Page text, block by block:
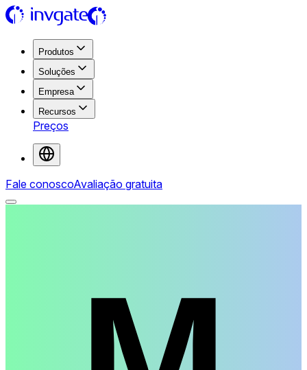
Produtos
Soluções
Empresa
Recursos
Preços
Fale conoscoAvaliação gratuita